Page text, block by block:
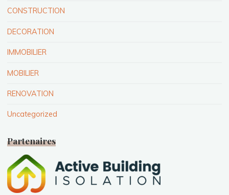
CONSTRUCTION
DECORATION
IMMOBILIER
MOBILIER
RENOVATION
Uncategorized
Partenaires